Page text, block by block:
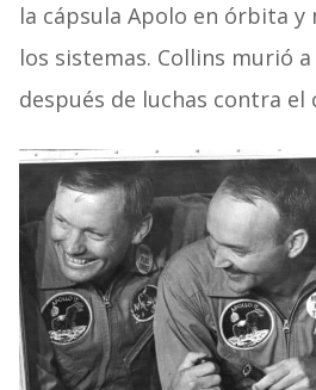
la cápsula Apolo en órbita
los sistemas. Collins murió a
después de luchas contra el